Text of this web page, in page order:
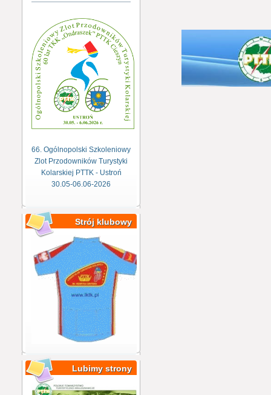
66. Ogólnopolski Szkoleniowy
Zlot Przodowników Turystyki
Kolarskiej PTTK - Ustroń
30.05-06.06-2026
Strój klubowy
Lubimy strony